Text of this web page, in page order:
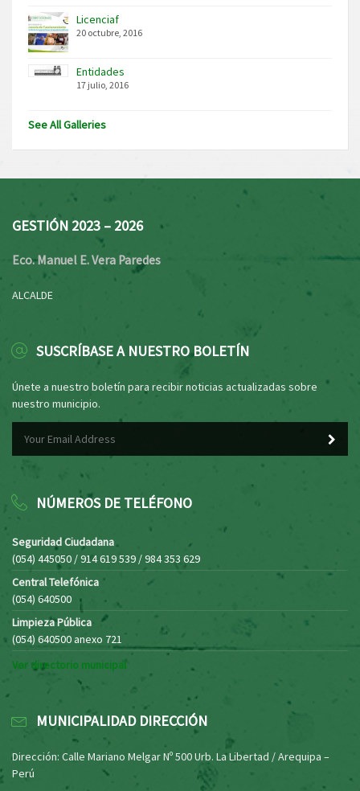
Licenciaf
20 octubre, 2016
Entidades
17 julio, 2016
See All Galleries
GESTIÓN 2023 – 2026
Eco. Manuel E. Vera Paredes
ALCALDE
SUSCRÍBASE A NUESTRO BOLETÍN
Únete a nuestro boletín para recibir noticias actualizadas sobre
nuestro municipio.
NÚMEROS DE TELÉFONO
Seguridad Ciudadana
(054) 445050 / 914 619 539 / 984 353 629
Central Telefónica
(054) 640500
Limpieza Pública
(054) 640500 anexo 721
Ver directorio municipal
MUNICIPALIDAD DIRECCIÓN
Dirección: Calle Mariano Melgar Nº 500 Urb. La Libertad / Arequipa –
Perú